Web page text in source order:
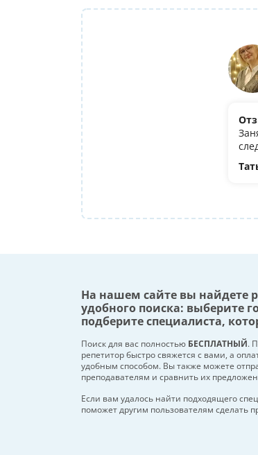
На нашем сайте вы найдете
удобного поиска: выберите
подберите специалиста,
Поиск для вас полностью БЕСПЛАТНЫЙ.
репетитор быстро свяжется с вами, а
удобным способом. Вы также можете
преподавателям и сравнить их
Если вам удалось найти подходящего
поможет другим пользователям сделать